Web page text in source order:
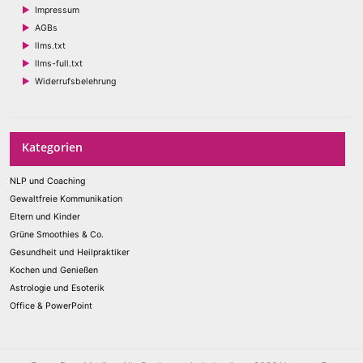
Impressum
AGBs
llms.txt
llms-full.txt
Widerrufsbelehrung
Kategorien
NLP und Coaching
Gewaltfreie Kommunikation
Eltern und Kinder
Grüne Smoothies & Co.
Gesundheit und Heilpraktiker
Kochen und Genießen
Astrologie und Esoterik
Office & PowerPoint